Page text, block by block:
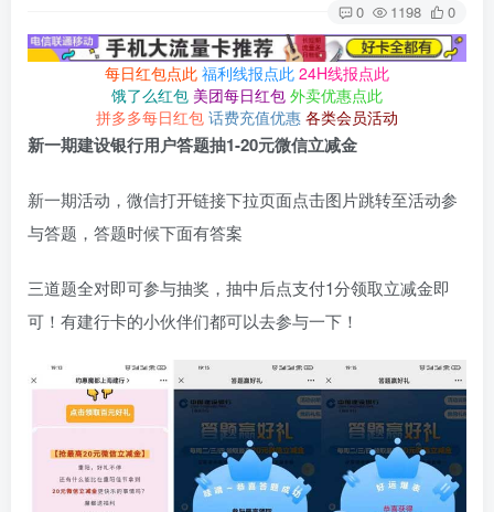
0 1198 0
每日红包点此 福利线报点此 24H线报点此
饿了么红包 美团每日红包 外卖优惠点此
拼多多每日红包 话费充值优惠 各类会员活动
新一期建设银行用户答题抽1-20元微信立减金
新一期活动，微信打开链接下拉页面点击图片跳转至活动参
与答题，答题时候下面有答案
三道题全对即可参与抽奖，抽中后点支付1分领取立减金即
可！有建行卡的小伙伴们都可以去参与一下！